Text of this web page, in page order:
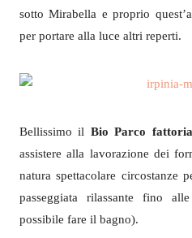
sotto Mirabella e proprio
per portare alla luce altri reperti.
Bellissimo il Bio Parco
assistere alla lavorazione dei
natura spettacolare circostanze
passeggiata rilassante fino
possibile fare il bagno).